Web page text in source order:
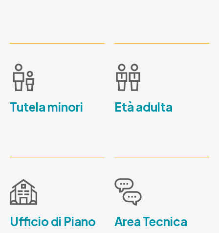
Tutela minori Età adulta
Ufficio di Piano Area Tecnica